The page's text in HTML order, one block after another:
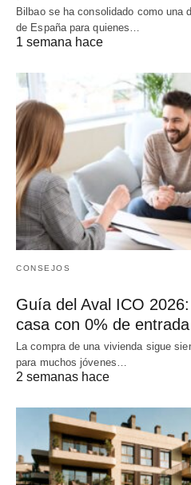
Bilbao se ha consolidado como una
de España para quienes…
1 semana hace
CONSEJOS
Guía del Aval ICO
casa con 0% de entrada
La compra de una vivienda sigue
para muchos jóvenes…
2 semanas hace